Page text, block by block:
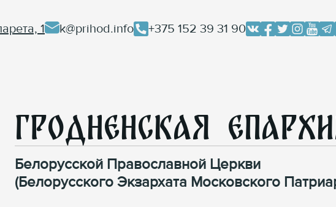
1 k@prihod.info +375 152 39 31 90
Гродненская
Белорусской Православной Церкви
(Белорусского Экзархата Московского